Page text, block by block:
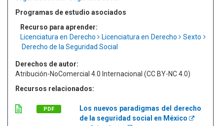
Programas de estudio asociados
Recurso para aprender:
Licenciatura en Derecho
Licenciatura en Derecho
Sexto
Derecho de la Seguridad Social
Derechos de autor:
Atribución-NoComercial 4.0 Internacional (CC BY-NC 4.0)
Recursos relacionados:
PDF
Los nuevos paradigmas del derecho
de la seguridad social en México